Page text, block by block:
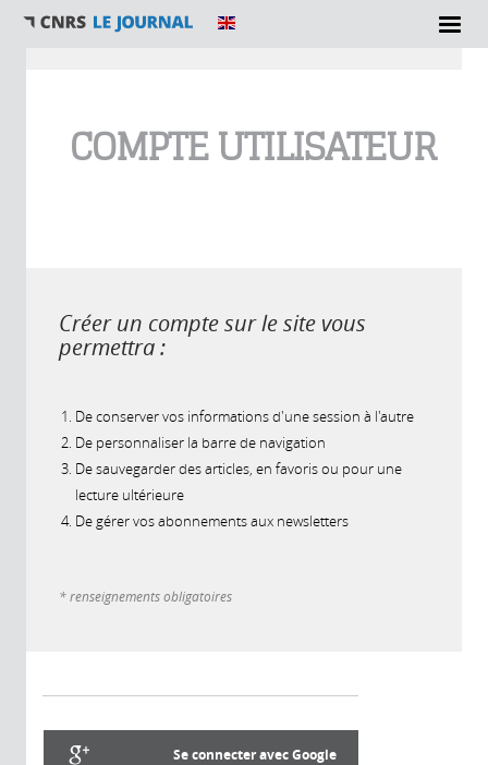
COMPTE UTILISATEUR
Créer un compte sur le site vous
permettra :
De conserver vos informations d'une session à l'autre
De personnaliser la barre de navigation
De sauvegarder des articles, en favoris ou pour une
lecture ultérieure
De gérer vos abonnements aux newsletters
* renseignements obligatoires
Se connecter avec Google